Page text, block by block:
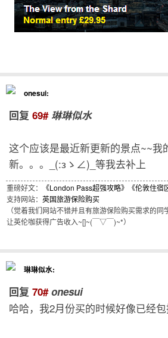
onesui:
回复 69# 琳琳似水
这个应该是最近新更新的景点~~我
新。。。_(:зゝ∠)_等我去补上
重磅好文： 《London Pass超强攻略》
《伦敦住宿
支持网站： 英国旅游保险购买
（觉着我们网站不错并且有旅游保险购买需求的
让英伦咖获得广告收入~[]~(￣▽￣)~*）
琳琳似水:
回复 70# onesui
哈哈，我2月份买的时候好像已经